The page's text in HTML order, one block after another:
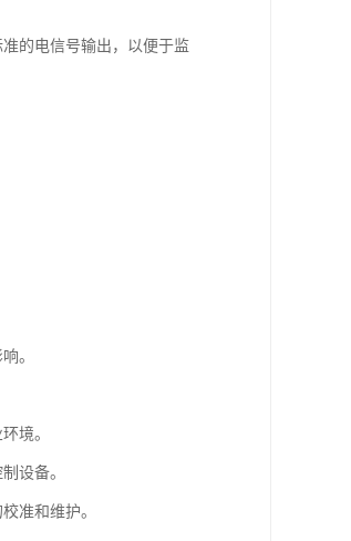
的电信号输出，以便于监
。
境。
设备。
准和维护。